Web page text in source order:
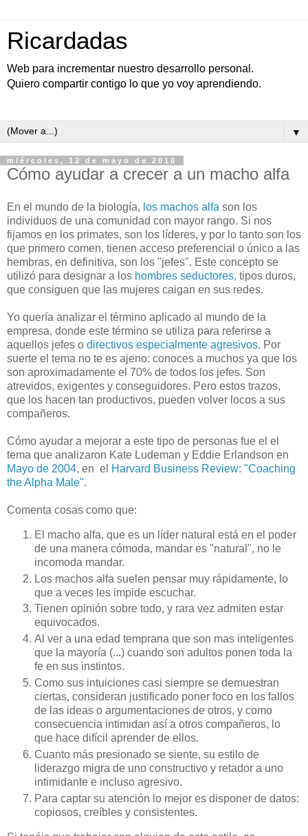
Ricardadas
Web para incrementar nuestro desarrollo personal.
Quiero compartir contigo lo que yo voy aprendiendo.
▼
miércoles, 12 de mayo de 2010
Cómo ayudar a crecer a un macho alfa
En el mundo de la biología, los machos alfa son los
individuos de una comunidad con mayor rango. Si nos
fijamos en los primates, son los líderes, y por lo tanto son los
que primero comen, tienen acceso preferencial o único a las
hembras, en definitiva, son los "jefes". Este concepto se
utilizó para designar a los hombres seductores, tipos duros,
que consiguen que las mujeres caigan en sus redes.
Yo quería analizar el término aplicado al mundo de la
empresa, donde este término se utiliza para referirse a
aquellos jefes o directivos especialmente agresivos. Por
suerte el tema no te es ajeno: conoces a muchos ya que los
son aproximadamente el 70% de todos los jefes. Son
atrevidos, exigentes y conseguidores. Pero estos trazos,
que los hacen tan productivos, pueden volver locos a sus
compañeros.
Cómo ayudar a mejorar a este tipo de personas fue el el
tema que analizaron Kate Ludeman y Eddie Erlandson en
Mayo de 2004, en el Harvard Business Review: "Coaching
the Alpha Male".
Comenta cosas como que:
El macho alfa, que es un líder natural está en el poder
de una manera cómoda, mandar es "natural", no le
incomoda mandar.
Los machos alfa suelen pensar muy rápidamente, lo
que a veces les impide escuchar.
Tienen opinión sobre todo, y rara vez admiten estar
equivocados.
Al ver a una edad temprana que son mas inteligentes
que la mayoría (...) cuando son adultos ponen toda la
fe en sus instintos.
Como sus intuiciones casi siempre se demuestran
ciertas, consideran justificado poner foco en los fallos
de las ideas o argumentaciones de otros, y como
consecuencia intimidan así a otros compañeros, lo
que hace difícil aprender de ellos.
Cuanto más presionado se siente, su estilo de
liderazgo migra de uno constructivo y retador a uno
intimidante e incluso agresivo.
Para captar su atención lo mejor es disponer de datos:
copiosos, creíbles y consistentes.